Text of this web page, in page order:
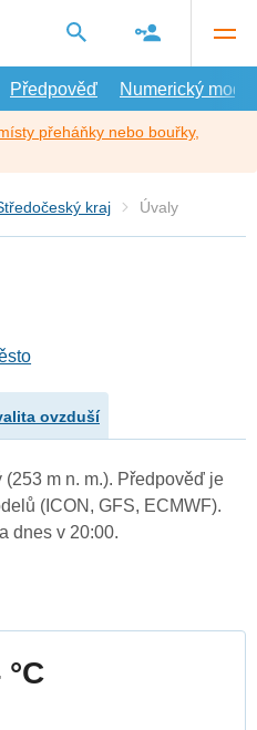
Předpověď Numerický model
přeháňky nebo bouřky,
kraj Úvaly
ovzduší
m n. m.). Předpověď je
(ICON, GFS, ECMWF).
dnes v 20:00.